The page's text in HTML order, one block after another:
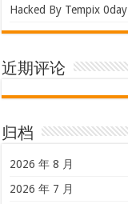
Hacked By Tempix 0day
近期评论
归档
2026 年 8 月
2026 年 7 月